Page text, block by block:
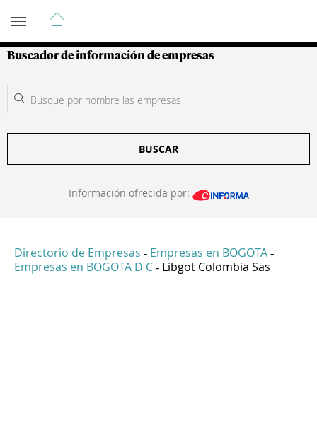
Guía de Empresas Colombianas
Buscador de información de empresas
BUSCAR
Información ofrecida por:
Directorio de Empresas - Empresas en BOGOTA -
Empresas en BOGOTA D C - Libgot Colombia Sas